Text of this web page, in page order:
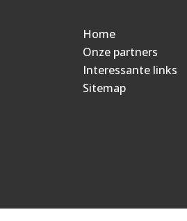
Home
Onze partners
Interessante links
Sitemap